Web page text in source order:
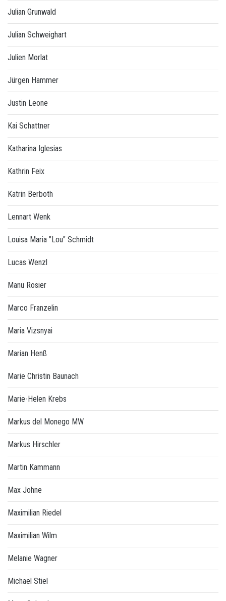
Julian Grunwald
Julian Schweighart
Julien Morlat
Jürgen Hammer
Justin Leone
Kai Schattner
Katharina Iglesias
Kathrin Feix
Katrin Berboth
Lennart Wenk
Louisa Maria "Lou" Schmidt
Lucas Wenzl
Manu Rosier
Marco Franzelin
Maria Vizsnyai
Marian Henß
Marie Christin Baunach
Marie-Helen Krebs
Markus del Monego MW
Markus Hirschler
Martin Kammann
Max Johne
Maximilian Riedel
Maximilian Wilm
Melanie Wagner
Michael Stiel